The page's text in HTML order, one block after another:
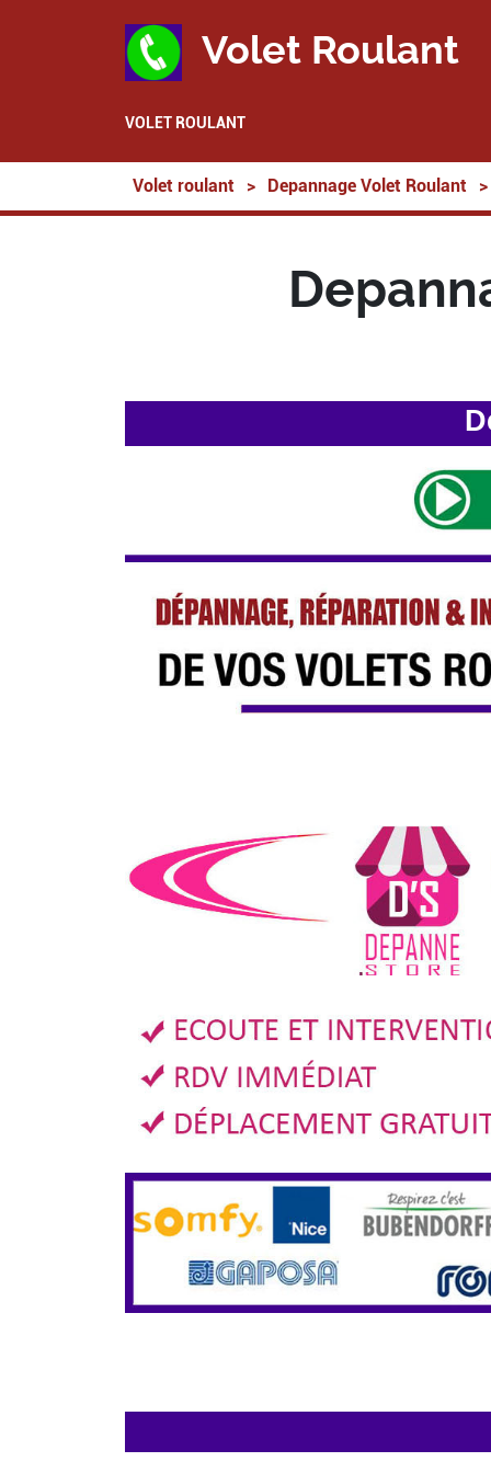
Volet Roulant
VOLET ROULANT
Volet roulant > Depannage Volet Roulant >